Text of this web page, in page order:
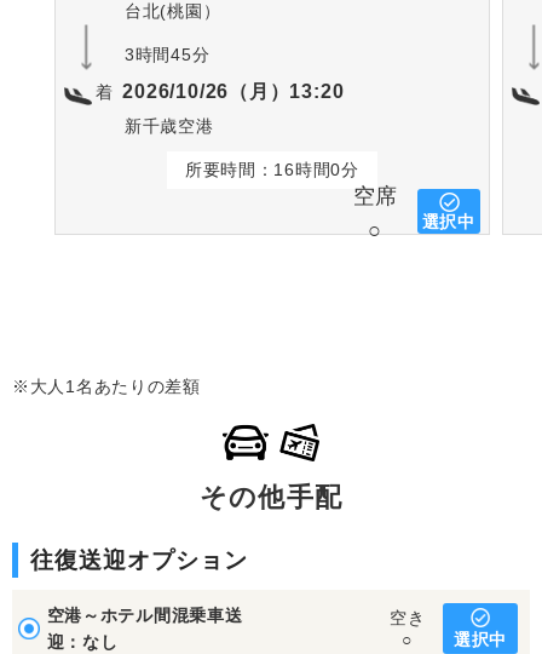
台北(桃園）
3時間45分
着 2026/10/26（月）13:20
新千歳空港
所要時間：16時間0分
空席
○
選択中
※大人1名あたりの差額
その他手配
往復送迎オプション
空港～ホテル間混乗車送
迎：なし
空き
○
選択中